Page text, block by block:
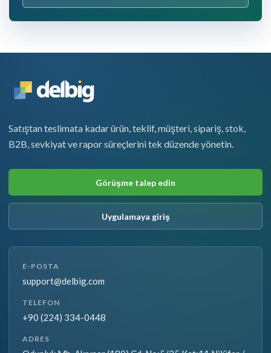
Satıştan teslimata kadar ürün, teklif, müşteri, sipariş, stok,
B2B, sevkiyat ve rapor süreçlerini tek düzende yönetin.
Görüşme talep edin
Uygulamaya giriş
E-POSTA
support@delbig.com
TELEFON
+90 (224) 334-0448
ADRES